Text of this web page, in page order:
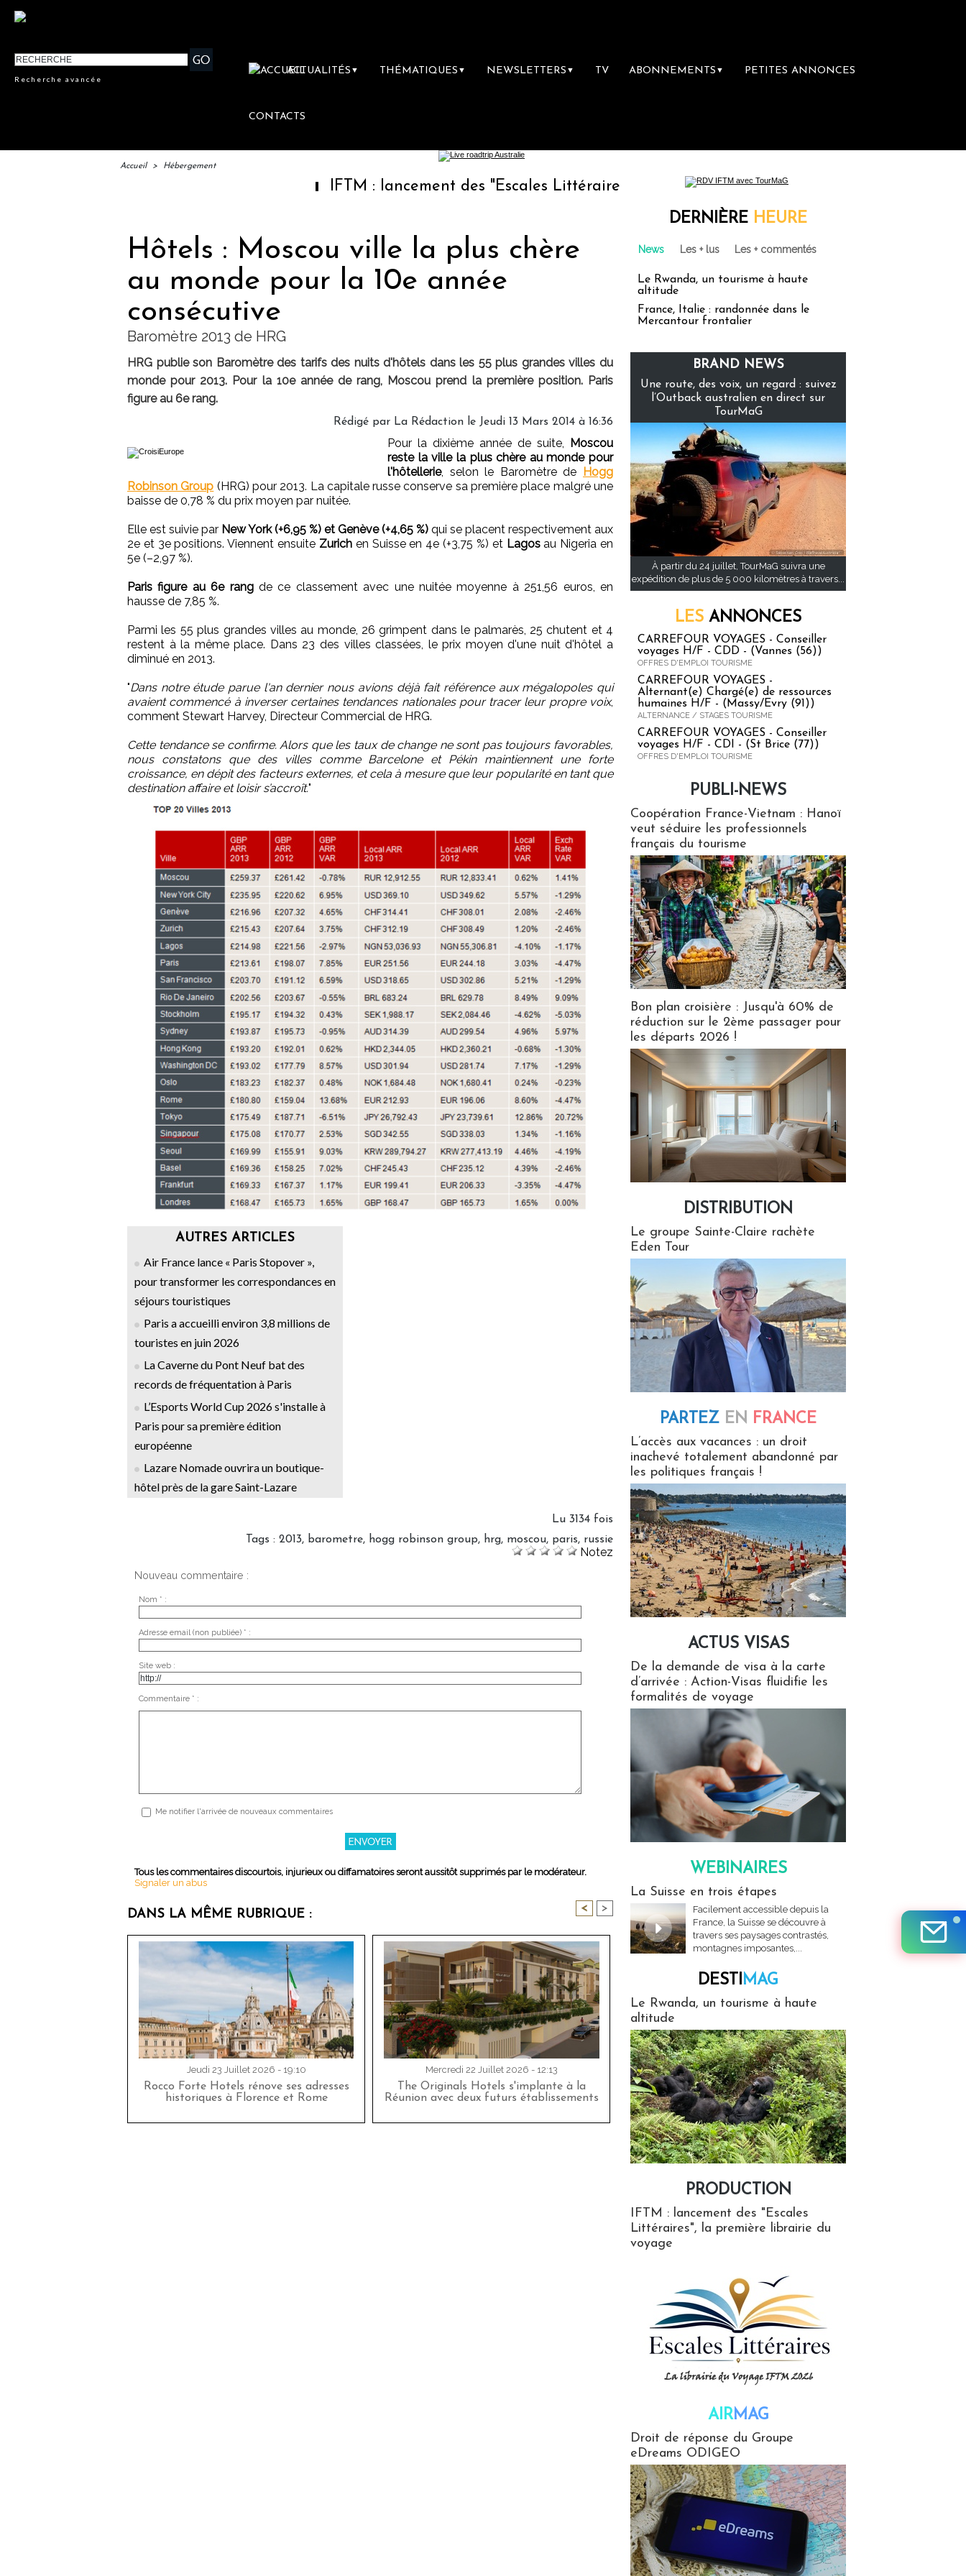
Recherche avancée
ACTUALITÉS ▼ THÉMATIQUES ▼ NEWSLETTERS ▼ TV ABONNEMENTS ▼ PETITES ANNONCES
CONTACTS
Accueil > Hébergement
IFTM : lancement des "Escales Littéraires", la première librairie du voyage
Hôtels : Moscou ville la plus chère
au monde pour la 10e année
consécutive
Baromètre 2013 de HRG
HRG publie son Baromètre des tarifs des nuits d'hôtels dans les 55 plus grandes villes du
monde pour 2013. Pour la 10e année de rang, Moscou prend la première position. Paris
figure au 6e rang.
Rédigé par La Rédaction le Jeudi 13 Mars 2014 à 16:36
Pour la dixième année de suite, Moscou
reste la ville la plus chère au monde pour
l'hôtellerie, selon le Baromètre de Hogg
Robinson Group (HRG) pour 2013. La capitale russe conserve sa première place malgré une
baisse de 0,78 % du prix moyen par nuitée.
Elle est suivie par New York (+6,95 %) et Genève (+4,65 %) qui se placent respectivement aux
2e et 3e positions. Viennent ensuite Zurichen Suisse en 4e (+3,75 %) et Lagosau Nigeria en
5e (–2,97 %).
Paris figure au 6e rangde ce classement avec une nuitée moyenne à 251,56 euros, en
hausse de 7,85 %.
Parmi les 55 plus grandes villes au monde, 26 grimpent dans le palmarès, 25 chutent et 4
restent à la même place. Dans 23 des villes classées, le prix moyen d'une nuit d'hôtel a
diminué en 2013.
"Dans notre étude parue l'an dernier nous avions déjà fait référence aux mégalopoles qui
avaient commencé à inverser certaines tendances nationales pour tracer leur propre voix,
comment Stewart Harvey, Directeur Commercial de HRG.
Cette tendance se confirme. Alors que les taux de change ne sont pas toujours favorables,
nous constatons que des villes comme Barcelone et Pékin maintiennent une forte
croissance, en dépit des facteurs externes, et cela à mesure que leur popularité en tant que
destination affaire et loisir s’accroît."
AUTRES ARTICLES
Air France lance « Paris Stopover »,
pour transformer les correspondances en
séjours touristiques
Paris a accueilli environ 3,8 millions de
touristes en juin 2026
La Caverne du Pont Neuf bat des
records de fréquentation à Paris
L’Esports World Cup 2026 s'installe à
Paris pour sa première édition
européenne
Lazare Nomade ouvrira un boutique-
hôtel près de la gare Saint-Lazare
Lu 3134 fois
Tags : 2013, barometre, hogg robinson group, hrg, moscou, paris, russie
Notez
Nouveau commentaire :
Nom * :
Adresse email (non publiée) * :
Site web :
Commentaire * :
Me notifier l'arrivée de nouveaux commentaires
Tous les commentaires discourtois, injurieux ou diffamatoires seront aussitôt supprimés par le modérateur.
Signaler un abus
DANS LA MÊME RUBRIQUE : < >
Jeudi 23 Juillet 2026 - 19:10
Rocco Forte Hotels rénove ses adresses
historiques à Florence et Rome
Mercredi 22 Juillet 2026 - 12:13
The Originals Hotels s'implante à la
Réunion avec deux futurs établissements
DERNIÈRE HEURE
News Les + lus Les + commentés
Le Rwanda, un tourisme à haute
altitude
France, Italie : randonnée dans le
Mercantour frontalier
BRAND NEWS
Une route, des voix, un regard : suivez
l’Outback australien en direct sur
TourMaG
À partir du 24 juillet, TourMaG suivra une
expédition de plus de 5 000 kilomètres à travers...
LES ANNONCES
CARREFOUR VOYAGES - Conseiller
voyages H/F - CDD - (Vannes (56))
OFFRES D'EMPLOI TOURISME
CARREFOUR VOYAGES -
Alternant(e) Chargé(e) de ressources
humaines H/F - (Massy/Evry (91))
ALTERNANCE / STAGES TOURISME
CARREFOUR VOYAGES - Conseiller
voyages H/F - CDI - (St Brice (77))
OFFRES D'EMPLOI TOURISME
PUBLI-NEWS
Coopération France-Vietnam : Hanoï
veut séduire les professionnels
français du tourisme
Bon plan croisière : Jusqu'à 60% de
réduction sur le 2ème passager pour
les départs 2026 !
DISTRIBUTION
Le groupe Sainte-Claire rachète
Eden Tour
PARTEZ EN FRANCE
L’accès aux vacances : un droit
inachevé totalement abandonné par
les politiques français !
ACTUS VISAS
De la demande de visa à la carte
d’arrivée : Action-Visas fluidifie les
formalités de voyage
WEBINAIRES
La Suisse en trois étapes
Facilement accessible depuis la
France, la Suisse se découvre à
travers ses paysages contrastés,
montagnes imposantes,...
DESTIMAG
Le Rwanda, un tourisme à haute
altitude
PRODUCTION
IFTM : lancement des "Escales
Littéraires", la première librairie du
voyage
AIRMAG
Droit de réponse du Groupe
eDreams ODIGEO